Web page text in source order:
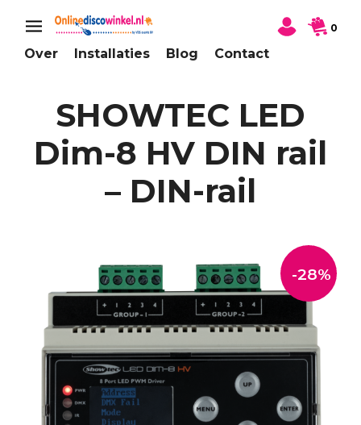
Over Installaties Blog Contact
0
SHOWTEC LED
Dim-8 HV DIN rail
– DIN-rail
-28%